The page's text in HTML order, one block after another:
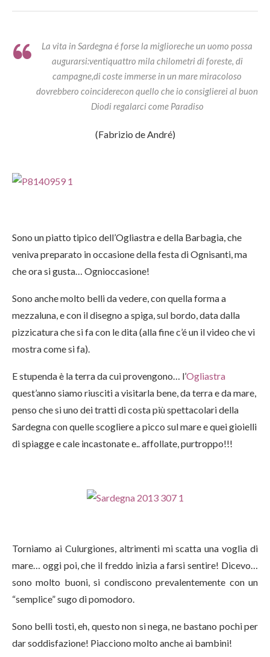
La vita in Sardegna é forse la miglioreche un uomo possa
augurarsi:ventiquattro mila chilometri di foreste, di
campagne,di coste immerse in un mare miracoloso
dovrebbero coinciderecon quello che io consiglierei al buon
Diodi regalarci come Paradiso
(Fabrizio de André)
Sono un piatto tipico dell’Ogliastra e della Barbagia, che
veniva preparato in occasione della festa di Ognisanti, ma
che ora si gusta… Ognioccasione!
Sono anche molto belli da vedere, con quella forma a
mezzaluna, e con il disegno a spiga, sul bordo, data dalla
pizzicatura che si fa con le dita (alla fine c’é un il video che vi
mostra come si fa).
E stupenda è la terra da cui provengono… l’Ogliastra
quest’anno siamo riusciti a visitarla bene, da terra e da mare,
penso che si uno dei tratti di costa più spettacolari della
Sardegna con quelle scogliere a picco sul mare e quei gioielli
di spiagge e cale incastonate e.. affollate, purtroppo!!!
Torniamo ai Culurgiones, altrimenti mi scatta una voglia di
mare… oggi poi, che il freddo inizia a farsi sentire! Dicevo…
sono molto buoni, si condiscono prevalentemente con un
“semplice” sugo di pomodoro.
Sono belli tosti, eh, questo non si nega, ne bastano pochi per
dar soddisfazione! Piacciono molto anche ai bambini!